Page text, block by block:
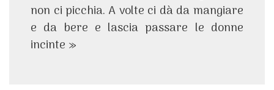
non ci picchia. A volte ci dà da mangiare
e da bere e lascia passare le donne
incinte »